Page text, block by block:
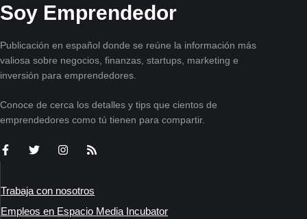
Soy Emprendedor
Publicación en español donde se reúne la información más
valiosa sobre negocios, finanzas, startups, marketing e
inversión para emprendedores.
Conoce de cerca los detalles y tips que cientos de
emprendedores como tú tienen para compartir.
Trabaja con nosotros
Empleos en Espacio Media Incubator